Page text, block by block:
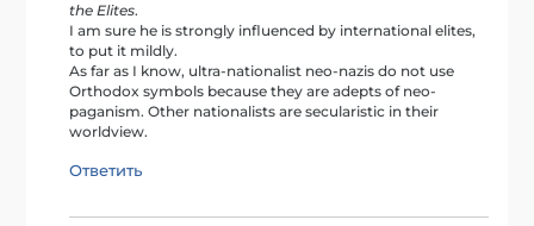
the Elites.
I am sure he is strongly influenced by international elites,
to put it mildly.
As far as I know, ultra-nationalist neo-nazis do not use
Orthodox symbols because they are adepts of neo-
paganism. Other nationalists are secularistic in their
worldview.
Ответить